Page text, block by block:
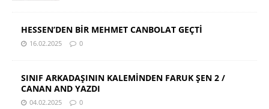
HESSEN’DEN BİR MEHMET CANBOLAT GEÇTİ
16.02.2025 0
SINIF ARKADAŞININ KALEMİNDEN FARUK ŞEN 2 /
CANAN AND YAZDI
04.02.2025 0